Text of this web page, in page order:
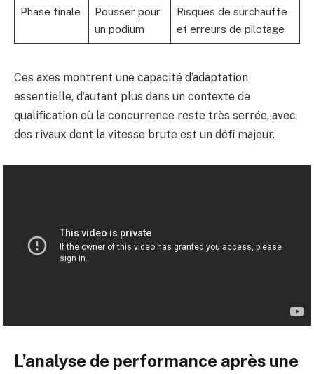
Phase finale
Pousser pour
un podium
Risques de surchauffe
et erreurs de pilotage
Ces axes montrent une capacité d’adaptation
essentielle, d’autant plus dans un contexte de
qualification où la concurrence reste très serrée, avec
des rivaux dont la vitesse brute est un défi majeur.
L’analyse de performance après une